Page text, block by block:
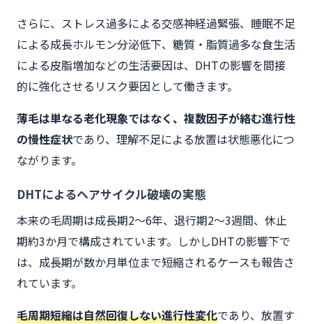
さらに、ストレス過多による交感神経過緊張、睡眠不足
による成長ホルモン分泌低下、糖質・脂質過多な食生活
による皮脂増加などの生活要因は、DHTの影響を間接
的に強化させるリスク要因として働きます。
薄毛は単なる老化現象ではなく、複数因子が絡む進行性
の慢性症状であり、理解不足による放置は状態悪化につ
ながります。
DHTによるヘアサイクル破壊の実態
本来の毛周期は成長期2～6年、退行期2～3週間、休止
期約3か月で構成されています。しかしDHTの影響下で
は、成長期が数か月単位まで短縮されるケースも報告さ
れています。
毛周期短縮は自然回復しない進行性変化であり、放置す